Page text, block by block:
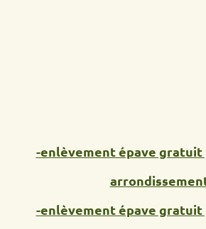
-enlèvement épave gratuit
-enlèvement épave gratuit